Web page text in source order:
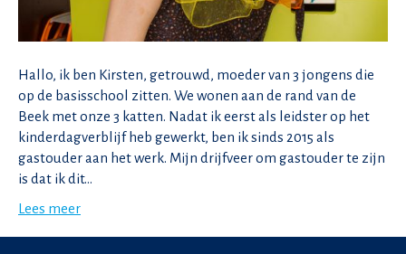
Hallo, ik ben Kirsten, getrouwd, moeder van 3 jongens die
op de basisschool zitten. We wonen aan de rand van de
Beek met onze 3 katten. Nadat ik eerst als leidster op het
kinderdagverblijf heb gewerkt, ben ik sinds 2015 als
gastouder aan het werk. Mijn drijfveer om gastouder te zijn
is dat ik dit…
Lees meer